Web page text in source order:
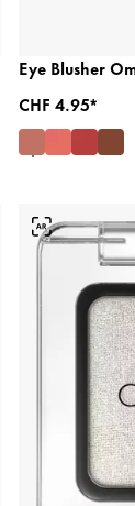
Eye Blusher
CHF 4.95*